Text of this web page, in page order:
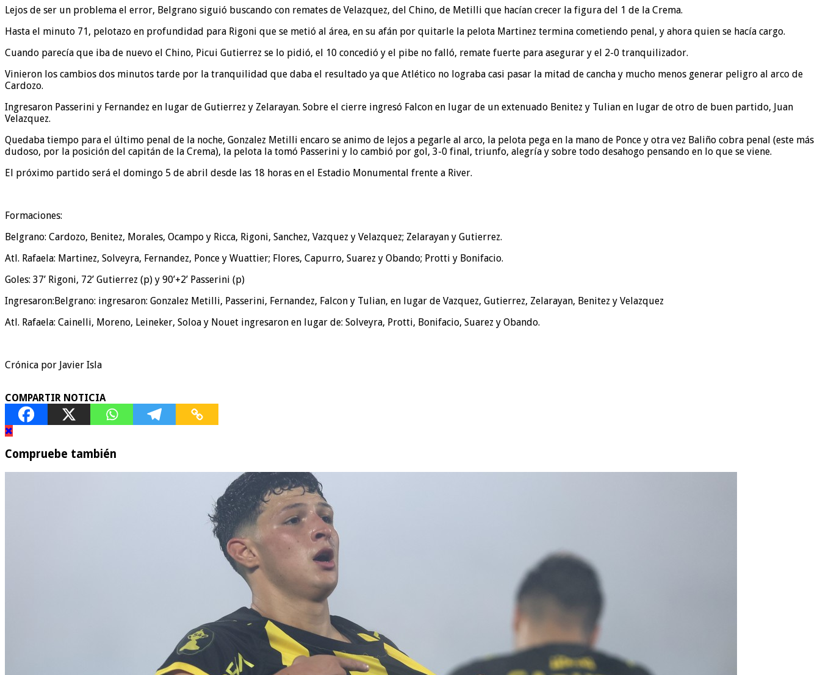
Lejos de ser un problema el error, Belgrano siguió buscando con remates de Velazquez, del Chino, de Metilli que hacían crecer la figura del 1 de la Crema.
Hasta el minuto 71, pelotazo en profundidad para Rigoni que se metió al área, en su afán por quitarle la pelota Martinez termina cometiendo penal, y ahora quien se hacía cargo.
Cuando parecía que iba de nuevo el Chino, Picui Gutierrez se lo pidió, el 10 concedió y el pibe no falló, remate fuerte para asegurar y el 2-0 tranquilizador.
Vinieron los cambios dos minutos tarde por la tranquilidad que daba el resultado ya que Atlético no lograba casi pasar la mitad de cancha y mucho menos generar peligro al arco de
Cardozo.
Ingresaron Passerini y Fernandez en lugar de Gutierrez y Zelarayan. Sobre el cierre ingresó Falcon en lugar de un extenuado Benitez y Tulian en lugar de otro de buen partido, Juan
Velazquez.
Quedaba tiempo para el último penal de la noche, Gonzalez Metilli encaro se animo de lejos a pegarle al arco, la pelota pega en la mano de Ponce y otra vez Baliño cobra penal (este más
dudoso, por la posición del capitán de la Crema), la pelota la tomó Passerini y lo cambió por gol, 3-0 final, triunfo, alegría y sobre todo desahogo pensando en lo que se viene.
El próximo partido será el domingo 5 de abril desde las 18 horas en el Estadio Monumental frente a River.
Formaciones:
Belgrano: Cardozo, Benitez, Morales, Ocampo y Ricca, Rigoni, Sanchez, Vazquez y Velazquez; Zelarayan y Gutierrez.
Atl. Rafaela: Martinez, Solveyra, Fernandez, Ponce y Wuattier; Flores, Capurro, Suarez y Obando; Protti y Bonifacio.
Goles: 37’ Rigoni, 72’ Gutierrez (p) y 90’+2’ Passerini (p)
Ingresaron:Belgrano: ingresaron: Gonzalez Metilli, Passerini, Fernandez, Falcon y Tulian, en lugar de Vazquez, Gutierrez, Zelarayan, Benitez y Velazquez
Atl. Rafaela: Cainelli, Moreno, Leineker, Soloa y Nouet ingresaron en lugar de: Solveyra, Protti, Bonifacio, Suarez y Obando.
Crónica por Javier Isla
COMPARTIR NOTICIA
Compruebe también